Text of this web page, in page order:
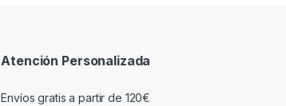
Atención Personalizada
Envíos gratis a partir de 120€